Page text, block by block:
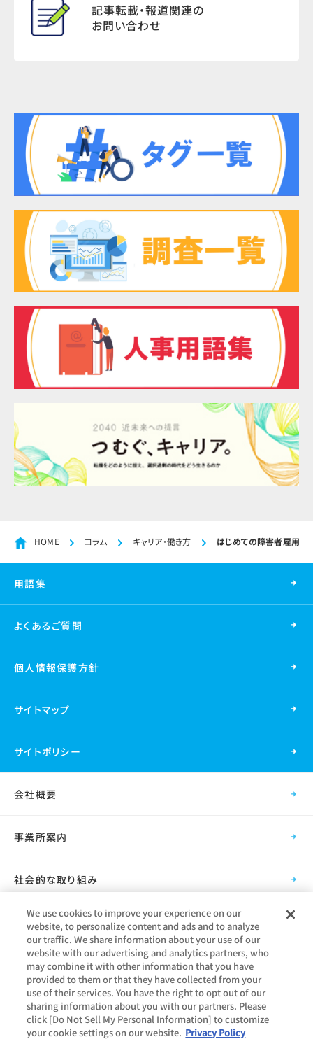
記事転載・報道関連の
お問い合わせ
HOME コラム キャリア・働き方 はじめての障害者雇用で
用語集
よくあるご質問
個人情報保護方針
サイトマップ
サイトポリシー
会社概要
事業所案内
社会的な取り組み
採用情報
グループ会社
We use cookies to improve your experience on our
website, to personalize content and ads and to analyze
our traffic. We share information about your use of our
website with our advertising and analytics partners, who
may combine it with other information that you have
provided to them or that they have collected from your
use of their services. You have the right to opt out of our
sharing information about you with our partners. Please
click [Do Not Sell My Personal Information] to customize
your cookie settings on our website. Privacy Policy